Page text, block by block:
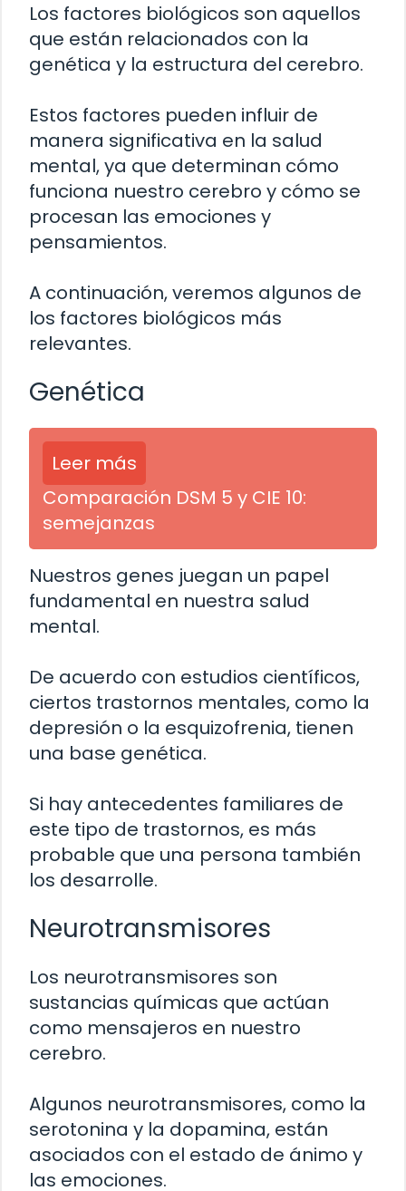
Los factores biológicos son aquellos
que están relacionados con la
genética y la estructura del cerebro.
Estos factores pueden influir de
manera significativa en la salud
mental, ya que determinan cómo
funciona nuestro cerebro y cómo se
procesan las emociones y
pensamientos.
A continuación, veremos algunos de
los factores biológicos más
relevantes.
Genética
Leer más
Comparación DSM 5 y CIE 10:
semejanzas
Nuestros genes juegan un papel
fundamental en nuestra salud
mental.
De acuerdo con estudios científicos,
ciertos trastornos mentales, como la
depresión o la esquizofrenia, tienen
una base genética.
Si hay antecedentes familiares de
este tipo de trastornos, es más
probable que una persona también
los desarrolle.
Neurotransmisores
Los neurotransmisores son
sustancias químicas que actúan
como mensajeros en nuestro
cerebro.
Algunos neurotransmisores, como la
serotonina y la dopamina, están
asociados con el estado de ánimo y
las emociones.